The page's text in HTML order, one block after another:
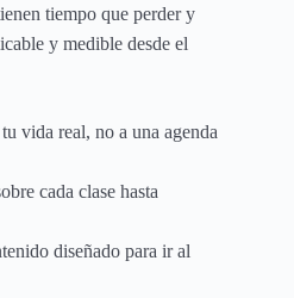
tiempo que perder y
y medible desde el
vida real, no a una agenda
cada clase hasta
diseñado para ir al